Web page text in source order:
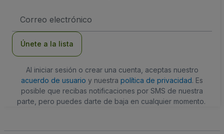
de
Únete a la lista
Al iniciar sesión o crear una cuenta, aceptas nuestro
acuerdo de usuario y nuestra política de privacidad. Es
posible que recibas notificaciones por SMS de nuestra
parte, pero puedes darte de baja en cualquier momento.